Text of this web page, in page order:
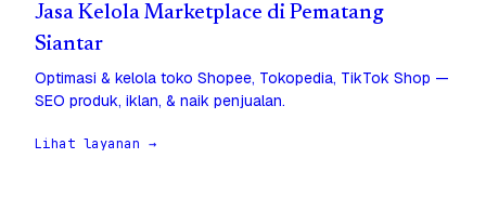
Jasa Kelola Marketplace di Pematang
Siantar
Optimasi & kelola toko Shopee, Tokopedia, TikTok Shop —
SEO produk, iklan, & naik penjualan.
Lihat layanan →